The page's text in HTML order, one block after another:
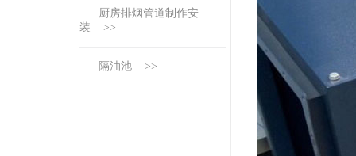
厨房排烟管道制作安
装 >>
隔油池 >>